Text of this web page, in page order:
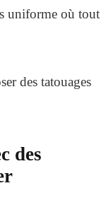
uniforme où tout
des tatouages
des